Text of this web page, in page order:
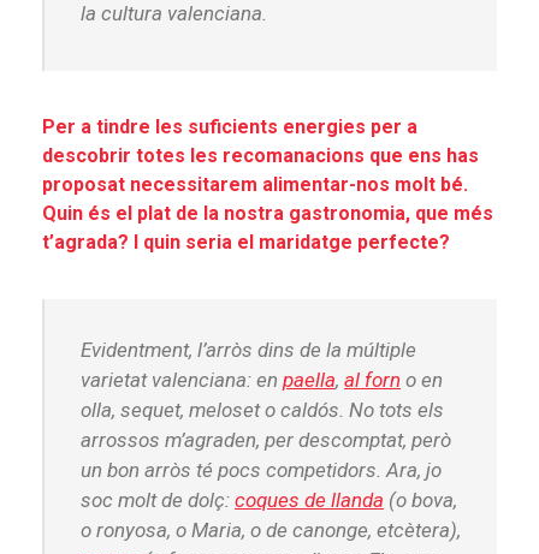
la cultura valenciana.
Per a tindre les suficients energies per a
descobrir totes les recomanacions que ens has
proposat necessitarem alimentar-nos molt bé.
Quin és el plat de la nostra gastronomia, que més
t’agrada? I quin seria el maridatge perfecte?
Evidentment, l’arròs dins de la múltiple
varietat valenciana: en paella, al forn o en
olla, sequet, meloset o caldós. No tots els
arrossos m’agraden, per descomptat, però
un bon arròs té pocs competidors. Ara, jo
soc molt de dolç: coques de llanda (o bova,
o ronyosa, o Maria, o de canonge, etcètera),